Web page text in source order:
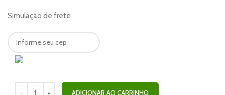
Simulação de frete
ADICIONAR AO CARRINHO